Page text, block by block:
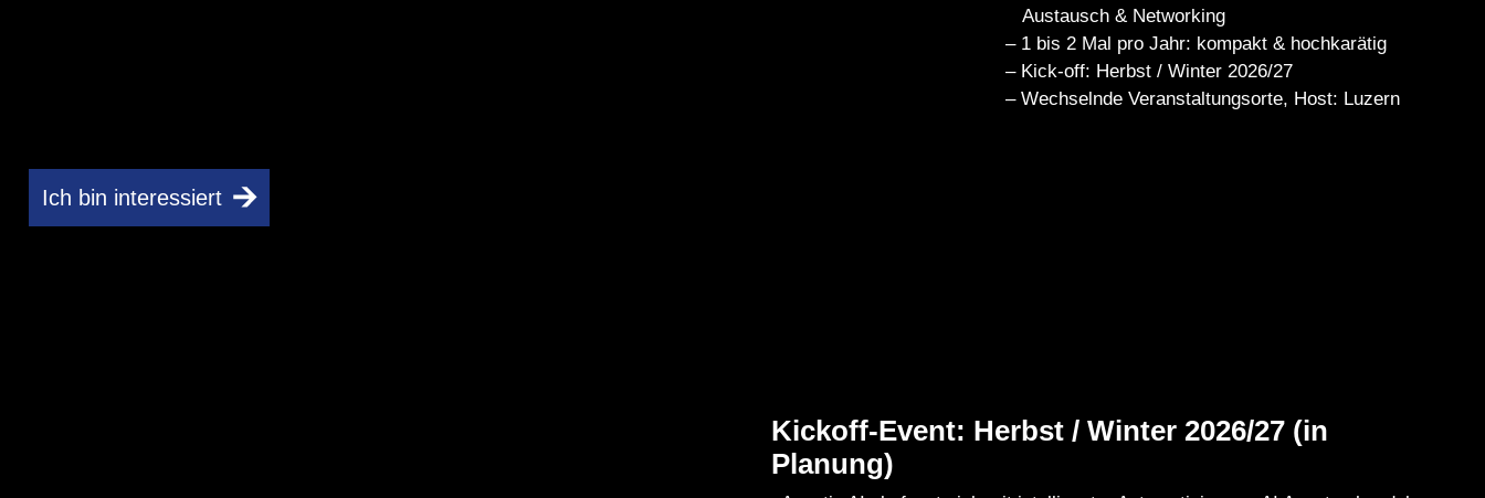
Austausch & Networking
– 1 bis 2 Mal pro Jahr: kompakt & hochkarätig
– Kick-off: Herbst / Winter 2026/27
– Wechselnde Veranstaltungsorte, Host: Luzern
Kickoff-Event: Herbst / Winter 2026/27 (in
Planung)